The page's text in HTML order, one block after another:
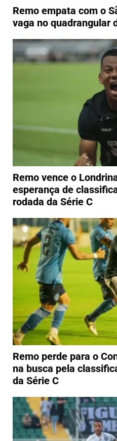
Remo empata com o
vaga no quadrangular
Remo vence o
esperança de
rodada da Série C
Remo perde para o
na busca pela
da Série C